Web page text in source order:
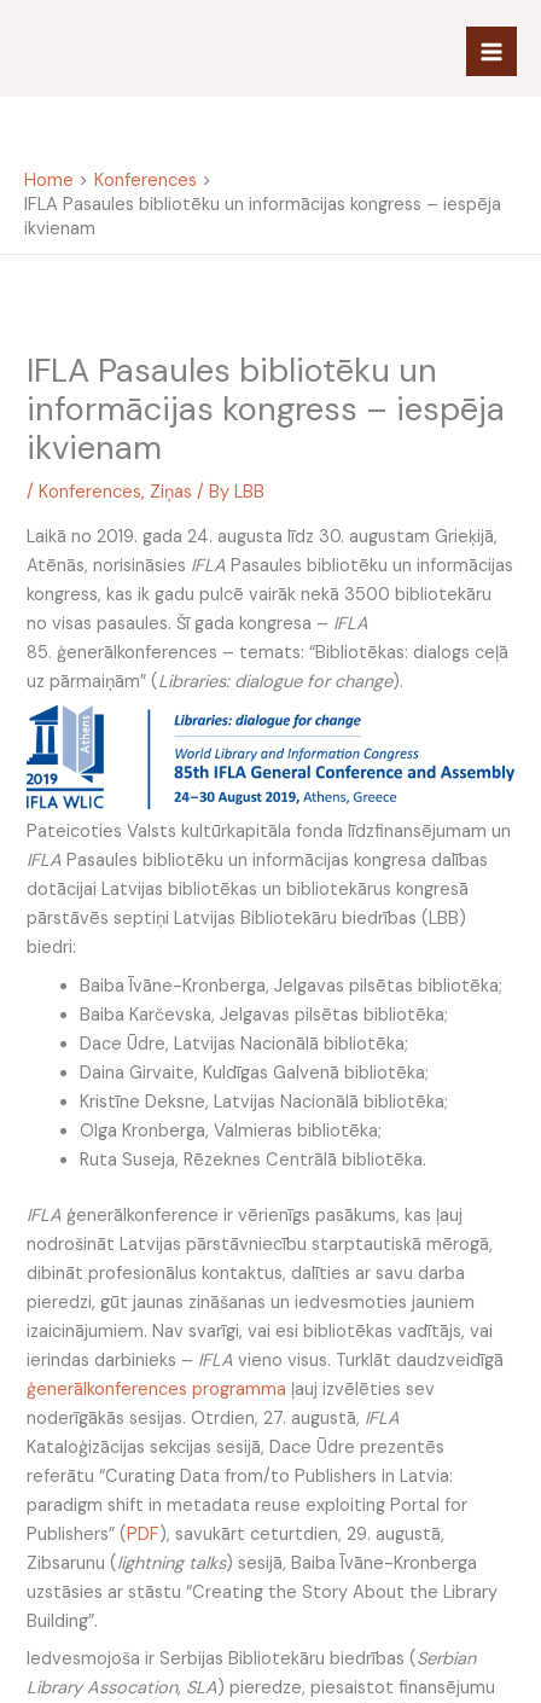
Home
Konferences
IFLA Pasaules bibliotēku un informācijas kongress – iespēja
ikvienam
IFLA Pasaules bibliotēku un
informācijas kongress – iespēja
ikvienam
/Konferences, Ziņas / ByLBB
Laikā no 2019. gada 24. augusta līdz 30. augustam Grieķijā,
Atēnās, norisināsies IFLAPasaules bibliotēku un informācijas
kongress, kas ik gadu pulcē vairāk nekā 3500 bibliotekāru
no visas pasaules. Šī gada kongresa – IFLA
85. ģenerālkonferences – temats: “Bibliotēkas: dialogs ceļā
uz pārmaiņām” (Libraries: dialogue for change).
Pateicoties Valsts kultūrkapitāla fonda līdzfinansējumam un
IFLA Pasaules bibliotēku un informācijas kongresa dalības
dotācijai Latvijas bibliotēkas un bibliotekārus kongresā
pārstāvēs septiņi Latvijas Bibliotekāru biedrības (LBB)
biedri:
Baiba Īvāne-Kronberga, Jelgavas pilsētas bibliotēka;
Baiba Karčevska, Jelgavas pilsētas bibliotēka;
Dace Ūdre, Latvijas Nacionālā bibliotēka;
Daina Girvaite, Kuldīgas Galvenā bibliotēka;
Kristīne Deksne, Latvijas Nacionālā bibliotēka;
Olga Kronberga, Valmieras bibliotēka;
Ruta Suseja, Rēzeknes Centrālā bibliotēka.
IFLAģenerālkonference ir vērienīgs pasākums, kas ļauj
nodrošināt Latvijas pārstāvniecību starptautiskā mērogā,
dibināt profesionālus kontaktus, dalīties ar savu darba
pieredzi, gūt jaunas zināšanas un iedvesmoties jauniem
izaicinājumiem. Nav svarīgi, vai esi bibliotēkas vadītājs, vai
ierindas darbinieks – IFLA vieno visus. Turklāt daudzveidīgā
ģenerālkonferences programma ļauj izvēlēties sev
noderīgākās sesijas. Otrdien, 27. augustā, IFLA
Kataloģizācijas sekcijas sesijā, Dace Ūdre prezentēs
referātu “Curating Data from/to Publishers in Latvia:
paradigm shift in metadata reuse exploiting Portal for
Publishers” (PDF), savukārt ceturtdien, 29. augustā,
Zibsarunu (lightning talks) sesijā, Baiba Īvāne-Kronberga
uzstāsies ar stāstu “Creating the Story About the Library
Building”.
Iedvesmojoša ir Serbijas Bibliotekāru biedrības (Serbian
Library Assocation, SLA) pieredze, piesaistot finansējumu